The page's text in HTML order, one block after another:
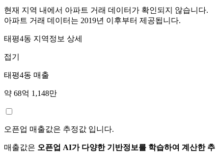
현재 지역 내에서 아파트 거래 데이터가 확인되지 않습니다.
아파트 거래 데이터는 2019년 이후부터 제공됩니다.
태평4동 지역정보 상세
접기
태평4동 매출
약 68억 1,148만
오픈업 매출값은 추정값 입니다.
매출값은 오픈업 AI가 다양한 기반정보를 학습하여 계산한 추